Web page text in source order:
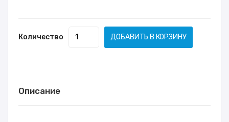
Количество ДОБАВИТЬ В КОРЗИНУ
Описание